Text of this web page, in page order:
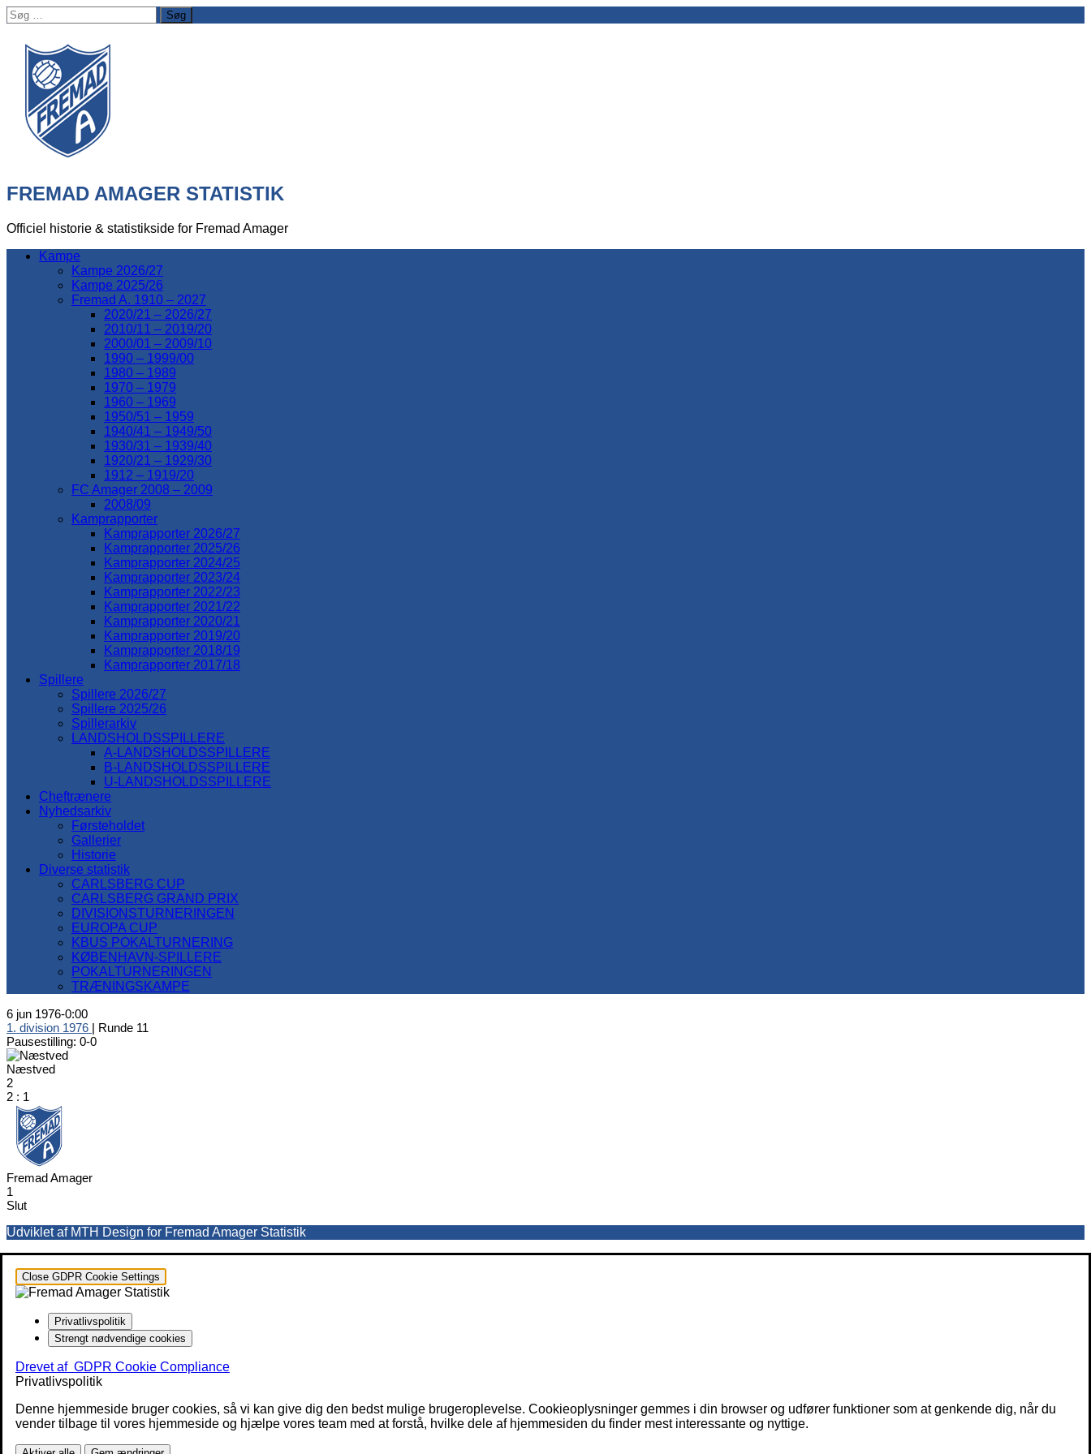
Søg
efter:
FREMAD AMAGER STATISTIK
Officiel historie & statistikside for Fremad Amager
Kampe
Kampe 2026/27
Kampe 2025/26
Fremad A. 1910 – 2027
2020/21 – 2026/27
2010/11 – 2019/20
2000/01 – 2009/10
1990 – 1999/00
1980 – 1989
1970 – 1979
1960 – 1969
1950/51 – 1959
1940/41 – 1949/50
1930/31 – 1939/40
1920/21 – 1929/30
1912 – 1919/20
FC Amager 2008 – 2009
2008/09
Kamprapporter
Kamprapporter 2026/27
Kamprapporter 2025/26
Kamprapporter 2024/25
Kamprapporter 2023/24
Kamprapporter 2022/23
Kamprapporter 2021/22
Kamprapporter 2020/21
Kamprapporter 2019/20
Kamprapporter 2018/19
Kamprapporter 2017/18
Spillere
Spillere 2026/27
Spillere 2025/26
Spillerarkiv
LANDSHOLDSSPILLERE
A-LANDSHOLDSSPILLERE
B-LANDSHOLDSSPILLERE
U-LANDSHOLDSSPILLERE
Cheftrænere
Nyhedsarkiv
Førsteholdet
Gallerier
Historie
Diverse statistik
CARLSBERG CUP
CARLSBERG GRAND PRIX
DIVISIONSTURNERINGEN
EUROPA CUP
KBUS POKALTURNERING
KØBENHAVN-SPILLERE
POKALTURNERINGEN
TRÆNINGSKAMPE
6 jun 1976-0:00
1. division 1976 | Runde 11
Pausestilling: 0-0
Næstved
2
2 : 1
Fremad Amager
1
Slut
Udviklet af MTH Design for Fremad Amager Statistik
Close GDPR Cookie Settings
Privatlivspolitik
Strengt nødvendige cookies
Drevet af GDPR Cookie Compliance
Privatlivspolitik
Denne hjemmeside bruger cookies, så vi kan give dig den bedst mulige brugeroplevelse. Cookieoplysninger gemmes i din browser og udfører funktioner som at genkende dig, når du
vender tilbage til vores hjemmeside og hjælpe vores team med at forstå, hvilke dele af hjemmesiden du finder mest interessante og nyttige.